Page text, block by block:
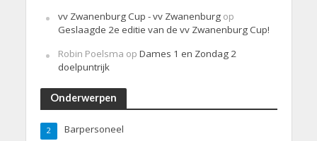
vv Zwanenburg Cup - vv Zwanenburgop
Geslaagde 2e editie van de vv Zwanenburg Cup!
Robin Poelsma op Dames 1 en Zondag 2
doelpuntrijk
Onderwerpen
Barpersoneel
2